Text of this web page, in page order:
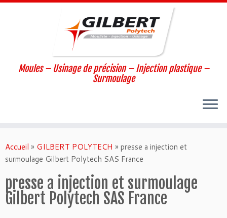
au
contenu
Moules – Usinage de précision – Injection plastique –
Surmoulage
Accueil » GILBERT POLYTECH » presse a injection et
surmoulage Gilbert Polytech SAS France
presse a injection et surmoulage
Gilbert Polytech SAS France